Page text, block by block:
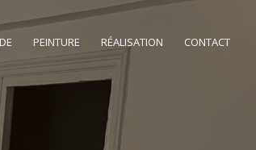
PEINTURE RÉALISATION CONTACT